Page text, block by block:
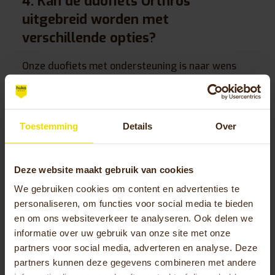
Toestemming Details Over
Deze website maakt gebruik van cookies
We gebruiken cookies om content en advertenties te
personaliseren, om functies voor social media te bieden
en om ons websiteverkeer te analyseren. Ook delen we
informatie over uw gebruik van onze site met onze
partners voor social media, adverteren en analyse. Deze
partners kunnen deze gegevens combineren met andere
uitgebreid worden met
verschillende opties?
Onze duofiets met ondersteuning is naar wens
aan te passen met diverse opties en accessoires.
Zo kunnen we extra ondersteuningen bieden zoals
of een armsteunset. Het is tevens mogelijk om de
bestuurdersstoel draaibaar te maken zodat op-
gemakkelijker gaat. Wil je de Orthros nog
persoonlijker maken voor jou of jouw organisatie?
Dat kan! Het is mogelijk om de duofiets in bijna
elke RAL-kleur te laten leveren. Ook kijken we
graag met je mee hoe we jullie gewenste duofiets
multi-inzetbaar kunnen maken, indien dit relevant
is.